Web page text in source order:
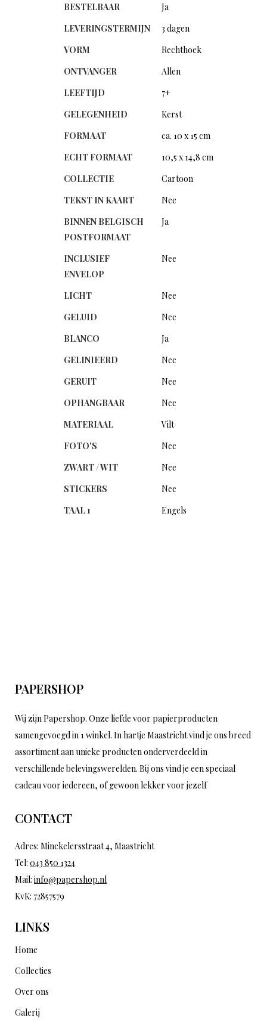
BESTELBAAR
Ja
LEVERINGSTERMIJN
3 dagen
VORM
Rechthoek
ONTVANGER
Allen
LEEFTIJD
7+
GELEGENHEID
Kerst
FORMAAT
ca. 10 x 15 cm
ECHT FORMAAT
10,5 x 14,8 cm
COLLECTIE
Cartoon
TEKST IN KAART
Nee
BINNEN BELGISCH
POSTFORMAAT
Ja
INCLUSIEF
ENVELOP
Nee
LICHT
Nee
GELUID
Nee
BLANCO
Ja
GELINIEERD
Nee
GERUIT
Nee
OPHANGBAAR
Nee
MATERIAAL
Vilt
FOTO'S
Nee
ZWART / WIT
Nee
STICKERS
Nee
TAAL 1
Engels
PAPERSHOP
Wij zijn Papershop. Onze liefde voor papierproducten
samengevoegd in 1 winkel. In hartje Maastricht vind je ons breed
assortiment aan unieke producten onderverdeeld in
verschillende belevingswerelden. Bij ons vind je een speciaal
cadeau voor iedereen, of gewoon lekker voor jezelf
CONTACT
Adres: Minckelersstraat 4, Maastricht
Tel: 043 850 1324
Mail: info@papershop.nl
KvK: 72857579
LINKS
Home
Collecties
Over ons
Galerij